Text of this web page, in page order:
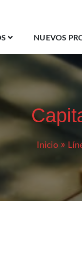
NUEVOS
Inicio